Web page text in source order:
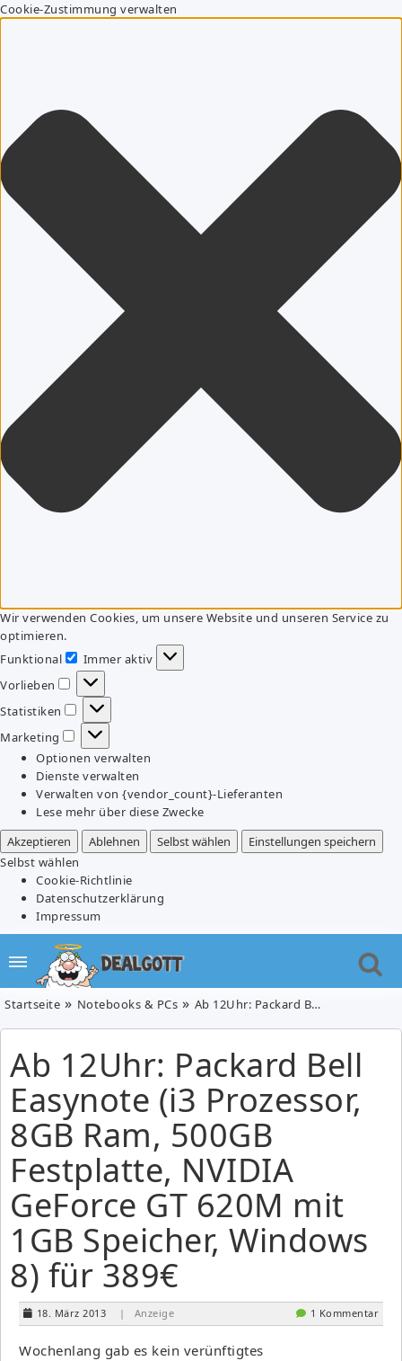
Cookie-Zustimmung verwalten
Wir verwenden Cookies, um unsere Website und unseren Service zu
optimieren.
Funktional
Funktional
Immer aktiv
Vorlieben
Vorlieben
Statistiken
Statistiken
Marketing
Marketing
Optionen verwalten
Dienste verwalten
Verwalten von {vendor_count}-Lieferanten
Lese mehr über diese Zwecke
Akzeptieren
Ablehnen Selbst wählen
Einstellungen speichern
Selbst wählen
Cookie-Richtlinie
Datenschutzerklärung
Impressum
Startseite Notebooks & PCs Ab 12Uhr: Packard Bell Easynote (i3 Prozessor, 8GB Ram, 500GB Festplatte, NVIDIA GeForce GT 620M mit 1GB Speicher, Windows 8) für 389€
Ab 12Uhr: Packard Bell
Easynote (i3 Prozessor,
8GB Ram, 500GB
Festplatte, NVIDIA
GeForce GT 620M mit
1GB Speicher, Windows
8) für 389€
18. März 2013 | Anzeige 1 Kommentar
Wochenlang gab es kein verünftigtes